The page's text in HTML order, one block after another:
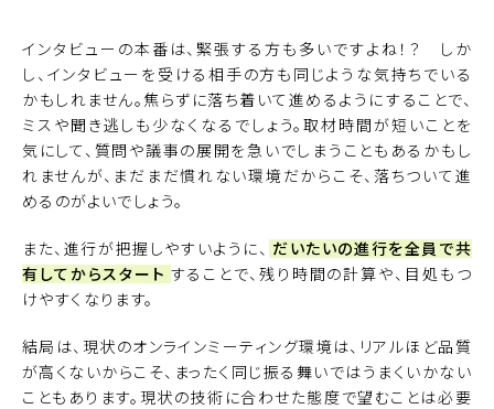
インタビューの本番は、緊張する方も多いですよね！？ しか
し、インタビューを受ける相手の方も同じような気持ちでいる
かもしれません。焦らずに落ち着いて進めるようにすることで、
ミスや聞き逃しも少なくなるでしょう。取材時間が短いことを
気にして、質問や議事の展開を急いでしまうこともあるかもし
れませんが、まだまだ慣れない環境だからこそ、落ちついて進
めるのがよいでしょう。
また、進行が把握しやすいように、 だいたいの進行を全員で共
有してからスタート することで、残り時間の計算や、目処もつ
けやすくなります。
結局は、現状のオンラインミーティング環境は、リアルほど品質
が高くないからこそ、まったく同じ振る舞いではうまくいかない
こともあります。現状の技術に合わせた態度で望むことは必要